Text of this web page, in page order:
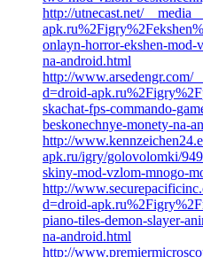
http://utnecast.net/
onlayn-horror-ekshen-
na-android.html
http://www.arsedengr.com/
d=droid-
skachat-fps-commando-
beskonechnye-monety-na-
http://
apk.ru/igry/golovolomki/
skiny-mod-vzlom-mnogo-
http://
d=droid-
piano-tiles-demon-slayer-
na-android.html
http://